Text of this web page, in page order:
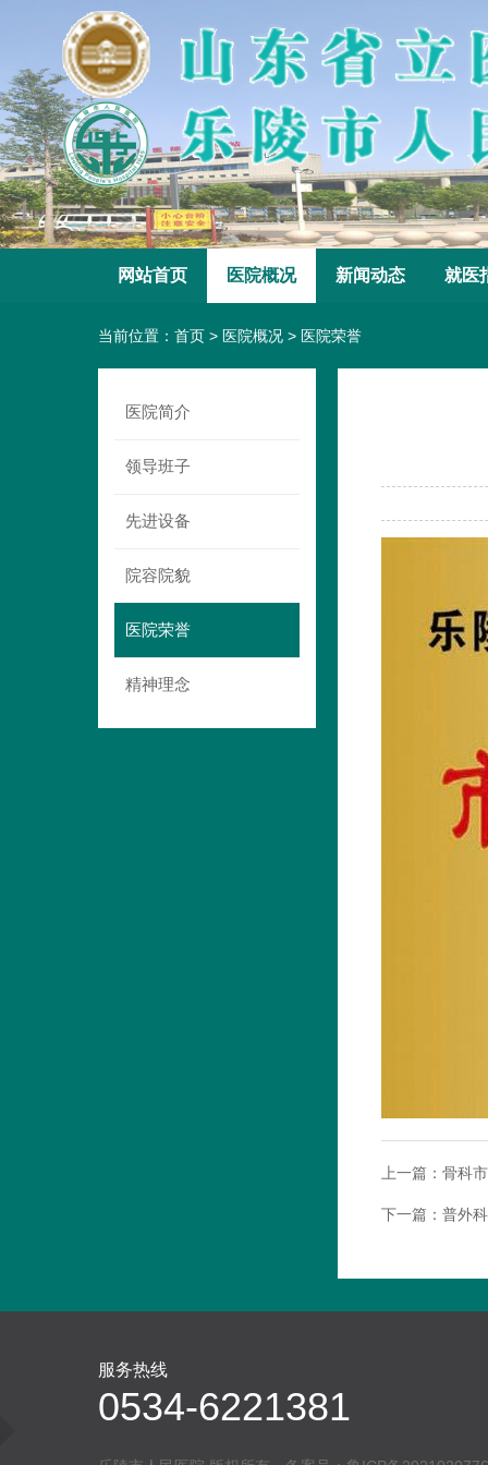
网站首页 医院概况 新闻动态 就医
当前位置： 首页 > 医院概况 > 医院荣誉
医院简介
领导班子
先进设备
院容院貌
医院荣誉
精神理念
上一篇： 骨科
下一篇： 普外
服务热线
0534-6221381